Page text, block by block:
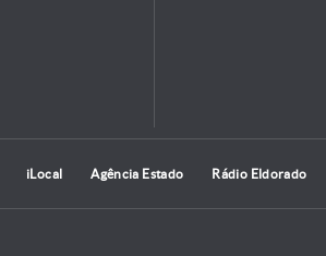
iLocal Agência Estado Rádio Eldorado